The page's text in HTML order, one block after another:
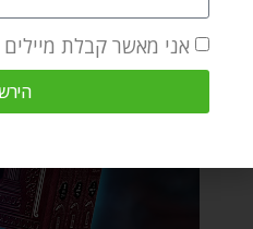
אני מאשר קבלת